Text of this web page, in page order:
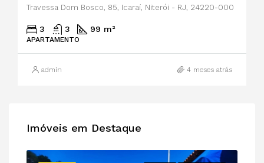
Travessa Dom Bosco, 85, Icaraí, Niterói - RJ, 24220-000
3 3 99 m²
APARTAMENTO
admin 4 meses atrás
Imóveis em Destaque